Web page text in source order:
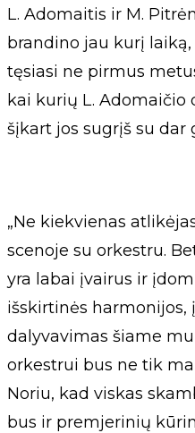
L. Adomaitis ir M.
brandino jau kurį
tęsiasi ne pirmus
kai kurių L. Adomaičio
šįkart jos sugrįš su dar
„Ne kiekvienas
scenoje su orkestru.
yra labai įvairus ir
išskirtinės
dalyvavimas šiame
orkestrui bus ne tik
Noriu, kad viskas
bus ir premjerinių